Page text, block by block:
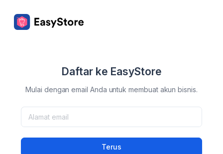
Daftar ke EasyStore
Mulai dengan email Anda untuk membuat akun bisnis.
Terus